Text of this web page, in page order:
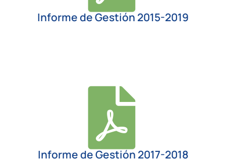
Informe de Gestión 2015-2019
Informe de Gestión 2017-2018